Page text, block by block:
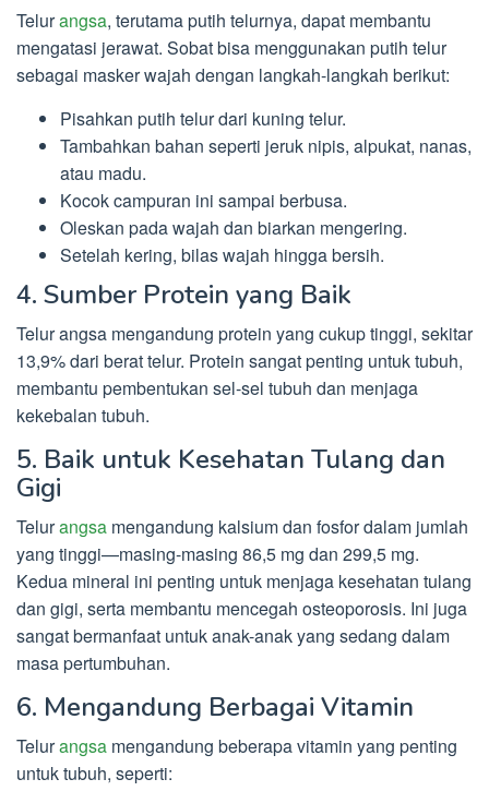
Telurangsa, terutama putih telurnya, dapat membantu
mengatasi jerawat. Sobat bisa menggunakan putih telur
sebagai masker wajah dengan langkah-langkah berikut:
Pisahkan putih telur dari kuning telur.
Tambahkan bahan seperti jeruk nipis, alpukat, nanas,
atau madu.
Kocok campuran ini sampai berbusa.
Oleskan pada wajah dan biarkan mengering.
Setelah kering, bilas wajah hingga bersih.
4. Sumber Protein yang Baik
Telur angsa mengandung protein yang cukup tinggi, sekitar
13,9% dari berat telur. Protein sangat penting untuk tubuh,
membantu pembentukan sel-sel tubuh dan menjaga
kekebalan tubuh.
5. Baik untuk Kesehatan Tulang dan
Gigi
Telurangsa mengandung kalsium dan fosfor dalam jumlah
yang tinggi—masing-masing 86,5 mg dan 299,5 mg.
Kedua mineral ini penting untuk menjaga kesehatan tulang
dan gigi, serta membantu mencegah osteoporosis. Ini juga
sangat bermanfaat untuk anak-anak yang sedang dalam
masa pertumbuhan.
6. Mengandung Berbagai Vitamin
Telurangsa mengandung beberapa vitamin yang penting
untuk tubuh, seperti: